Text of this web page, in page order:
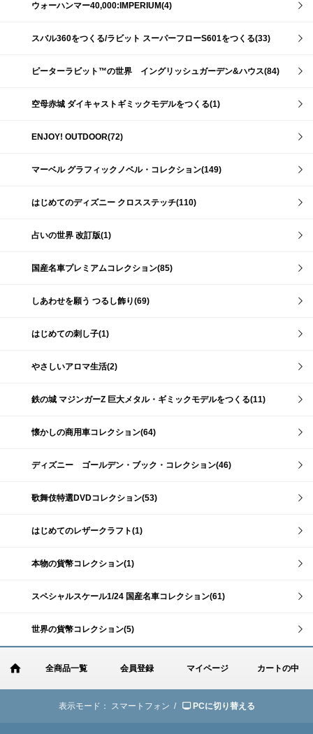
ウォーハンマー40,000:IMPERIUM(4)
スバル360をつくる/ラビット スーパーフローS601をつくる(33)
ピーターラビット™の世界 イングリッシュガーデン&ハウス(84)
空母赤城 ダイキャストギミックモデルをつくる(1)
ENJOY! OUTDOOR(72)
マーベル グラフィックノベル・コレクション(149)
はじめてのディズニー クロスステッチ(110)
占いの世界 改訂版(1)
国産名車プレミアムコレクション(85)
しあわせを願う つるし飾り(69)
はじめての刺し子(1)
やさしいアロマ生活(2)
鉄の城 マジンガーZ 巨大メタル・ギミックモデルをつくる(11)
懐かしの商用車コレクション(64)
ディズニー ゴールデン・ブック・コレクション(46)
歌舞伎特選DVDコレクション(53)
はじめてのレザークラフト(1)
本物の貨幣コレクション(1)
スペシャルスケール1/24 国産名車コレクション(61)
世界の貨幣コレクション(5)
全商品一覧 会員登録 マイページ カートの中
表示モード： スマートフォン / PCに切り替える